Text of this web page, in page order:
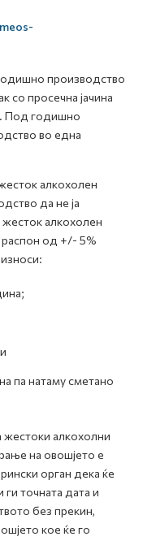
производство
со просечна јачина
Под годишно
во една
алкохолен
да не ја
алкохолен
распон од +/- 5%
па натаму сметано
алкохолни
на овошјето е
орган дека ќе
ги точната дата и
без прекин,
кое ќе го